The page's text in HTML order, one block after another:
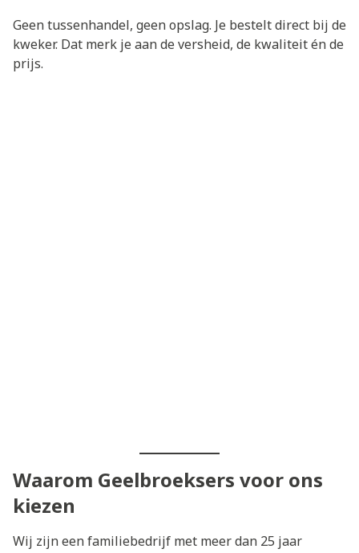
Geen tussenhandel, geen opslag. Je bestelt direct bij de
kweker. Dat merk je aan de versheid, de kwaliteit én de
prijs.
Waarom Geelbroeksers voor ons
kiezen
Wij zijn een familiebedrijf met meer dan 25 jaar